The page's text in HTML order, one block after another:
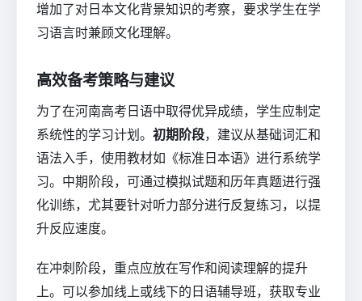
增加了对日本文化背景知识的考察，要求学生在学
习语言时兼顾文化理解。
高效备考策略与建议
为了在河南高考日语中取得优异成绩，学生应制定
系统性的学习计划。 初期阶段，建议从基础词汇和
语法入手，使用教材如《标准日本语》进行系统学
习。中期阶段，可通过模拟试题和历年真题进行强
化训练，尤其要针对听力部分进行反复练习，以提
升反应速度。
在冲刺阶段，重点应放在写作和阅读理解的提升
上。可以参加线上或线下的日语辅导班，获取专业